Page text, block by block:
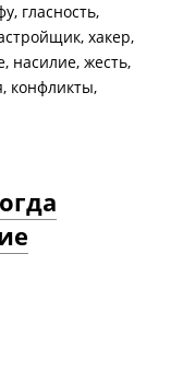
гласность,
хакер,
насилие, жесть,
конфликты,